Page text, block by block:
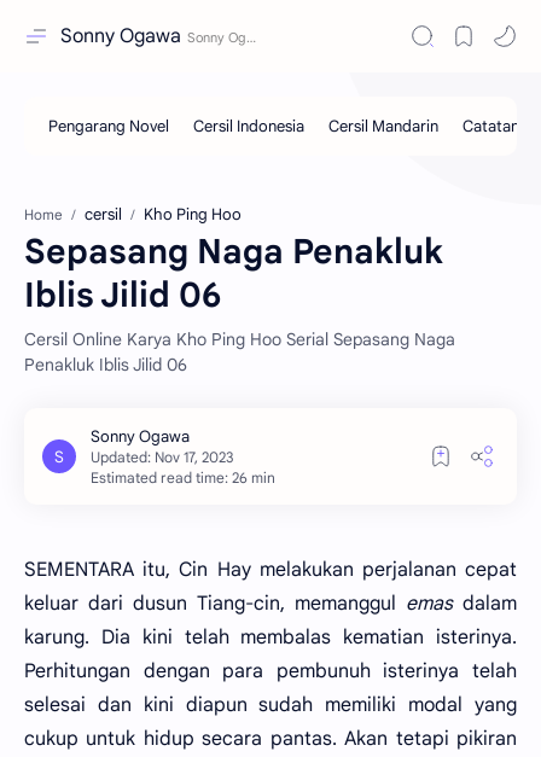
Sonny Ogawa
Home cersil Kho Ping Hoo
Sepasang Naga Penakluk
Iblis Jilid 06
Cersil Online Karya Kho Ping Hoo Serial Sepasang Naga
Penakluk Iblis Jilid 06
Estimated read time: 26 min
SEMENTARA itu, Cin Hay melakukan perjalanan cepat
keluar dari dusun Tiang-cin, memanggul emasdalam
karung. Dia kini telah membalas kematian isterinya.
Perhitungan dengan para pembunuh isterinya telah
selesai dan kini diapun sudah memiliki modal yang
cukup untuk hidup secara pantas. Akan tetapi pikiran